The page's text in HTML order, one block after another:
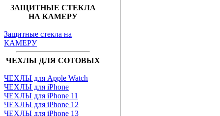
ЗАЩИТНЫЕ СТЕКЛА
НА КАМЕРУ
Защитные стекла на
КАМЕРУ
ЧЕХЛЫ ДЛЯ СОТОВЫХ
ЧЕХЛЫ для Apple Watch
ЧЕХЛЫ для iPhone
ЧЕХЛЫ для iPhone 11
ЧЕХЛЫ для iPhone 12
ЧЕХЛЫ для iPhone 13